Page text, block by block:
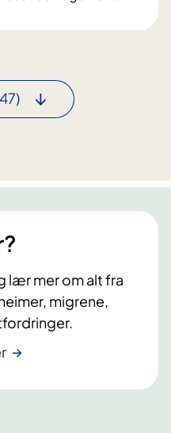
lær mer om alt fra
migrene,